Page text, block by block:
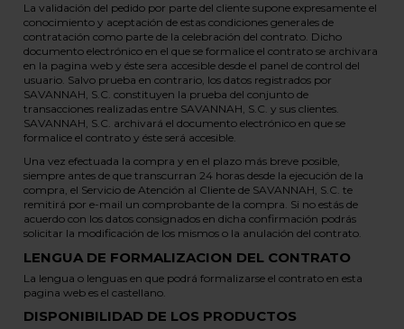
La validación del pedido por parte del cliente supone expresamente el
conocimiento y aceptación de estas condiciones generales de
contratación como parte de la celebración del contrato. Dicho
documento electrónico en el que se formalice el contrato se archivara
en la pagina web y éste sera accesible desde el panel de control del
usuario. Salvo prueba en contrario, los datos registrados por
SAVANNAH, S.C. constituyen la prueba del conjunto de
transacciones realizadas entre SAVANNAH, S.C. y sus clientes.
SAVANNAH, S.C. archivará el documento electrónico en que se
formalice el contrato y éste será accesible.
Una vez efectuada la compra y en el plazo más breve posible,
siempre antes de que transcurran 24 horas desde la ejecución de la
compra, el Servicio de Atención al Cliente de SAVANNAH, S.C. te
remitirá por e-mail un comprobante de la compra. Si no estás de
acuerdo con los datos consignados en dicha confirmación podrás
solicitar la modificación de los mismos o la anulación del contrato.
LENGUA DE FORMALIZACION DEL CONTRATO
La lengua o lenguas en que podrá formalizarse el contrato en esta
pagina web es el castellano.
DISPONIBILIDAD DE LOS PRODUCTOS